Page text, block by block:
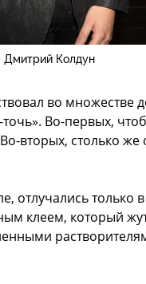
Дмитрий Колдун
во
Во-первых,
вторых, столько
отлучались только
клеем, который